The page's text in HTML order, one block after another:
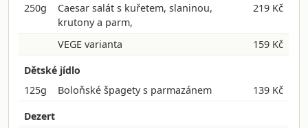
250g
Caesar salát s kuřetem, slaninou,
krutony a parm,
219 Kč
VEGE varianta
159 Kč
Dětské jídlo
125g
Boloňské špagety s parmazánem
139 Kč
Dezert